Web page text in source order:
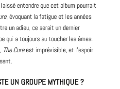
entendre que cet album pourrait
, évoquant la fatigue et les années
un adieu, ce serait un dernier
qui a toujours su toucher les âmes.
The Cureest imprévisible, et l’espoir
UN GROUPE MYTHIQUE ?